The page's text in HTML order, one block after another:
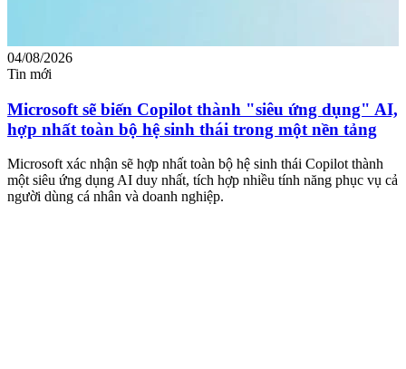
04/08/2026
Tin mới
Microsoft sẽ biến Copilot thành "siêu ứng dụng" AI,
hợp nhất toàn bộ hệ sinh thái trong một nền tảng
Microsoft xác nhận sẽ hợp nhất toàn bộ hệ sinh thái Copilot thành
một siêu ứng dụng AI duy nhất, tích hợp nhiều tính năng phục vụ cả
người dùng cá nhân và doanh nghiệp.